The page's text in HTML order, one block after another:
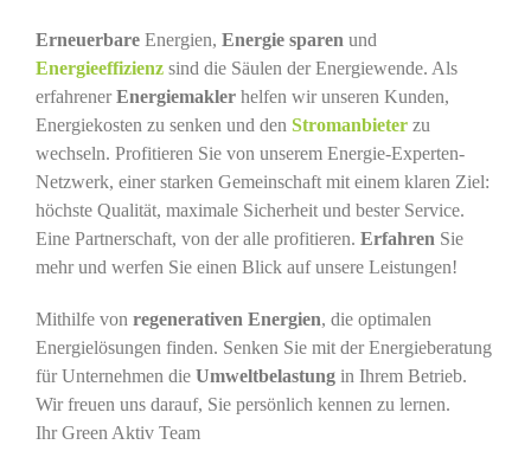
Erneuerbare Energien, Energie sparen und
Energieeffizienz sind die Säulen der Energiewende. Als
erfahrenerEnergiemakler helfen wir unseren Kunden,
Energiekosten zu senken und den Stromanbieter zu
wechseln. Profitieren Sie von unserem Energie-Experten-
Netzwerk, einer starken Gemeinschaft mit einem klaren Ziel:
höchste Qualität, maximale Sicherheit und bester Service.
Eine Partnerschaft, von der alle profitieren. Erfahren Sie
mehr und werfen Sie einen Blick auf unsere Leistungen!
Mithilfe von regenerativen Energien, die optimalen
Energielösungen finden. Senken Sie mit der Energieberatung
für Unternehmen die Umweltbelastung in Ihrem Betrieb.
Wir freuen uns darauf, Sie persönlich kennen zu lernen.
Ihr Green Aktiv Team